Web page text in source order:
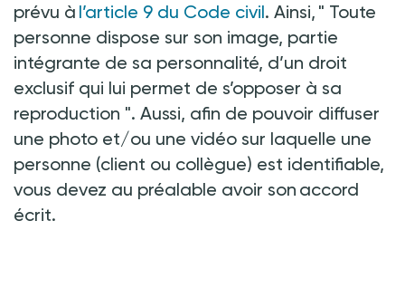
prévu à l’article 9 du Code civil. Ainsi, " Toute
personne dispose sur son image, partie
intégrante de sa personnalité, d’un droit
exclusif qui lui permet de s’opposer à sa
reproduction ". Aussi, afin de pouvoir diffuser
une photo et/ou une vidéo sur laquelle une
personne (client ou collègue) est identifiable,
vous devez au préalable avoir son accord
écrit.